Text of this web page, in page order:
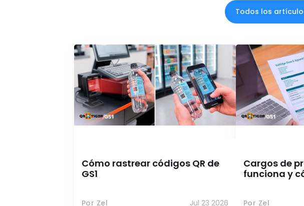
Todos los
Cómo rastrear códigos QR de
GS1
Por Zel Jul 23 2026
Cargos de
funciona y
Por Zel